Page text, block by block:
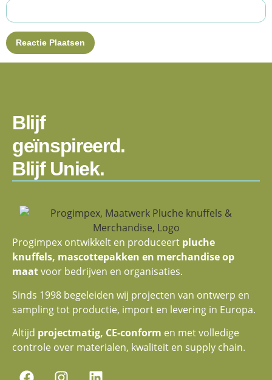
Blijf
geïnspireerd.
Blijf Uniek.
Progimpex ontwikkelt en produceert pluche
knuffels, mascottepakken en merchandise op
maatvoor bedrijven en organisaties.
Sinds 1998 begeleiden wij projecten van ontwerp en
sampling tot productie, import en levering in Europa.
Altijd projectmatig, CE-conform en met volledige
controle over materialen, kwaliteit en supply chain.